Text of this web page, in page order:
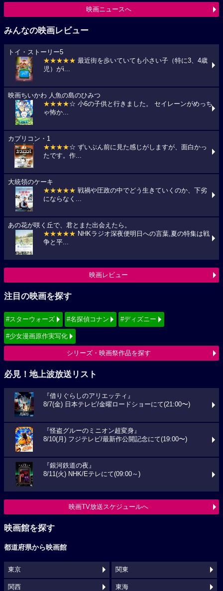
映画ニュースへ
みんなの映画レビュー
トイ・ストーリー5
★★★★★ 最近街を歩いていても小さい子（特に3、4歳
児）がi...
映画ちいかわ 人魚の島のひみつ
★★★★☆ 小6の子供と行きました。 セイレーンがめっち
ゃ怖か...
カプリコン・1
★★★★☆ ずいぶん前に見た感じがしますが、面白かっ
たです。作...
大統領のケーキ
★★★★★ 戦禍や圧政の中でどう生きていくのか、下劣
にならなく...
あの花が咲く丘で、君とまた出会えたら。
★★★★★ NHKラジオ深夜便明日への言葉,夏の特集は戦
争と平...
映画レビュー
注目の映画を探す
#スターウォーズ #名探偵コナン #ディズニー
#少女漫画原作実写化
シリーズ・映画祭作品を探す
必見！地上波放送リスト
『借りぐらしのアリエッティ』
8/7(金) 日本テレビ/金曜ロードショーにて(21:00〜)
『怪盗グルーのミニオン超変身』
8/10(月) フジテレビ/最新作公開記念にて(19:00〜)
『銀河鉄道の夜』
8/11(火) NHK/Eテレにて(09:00～)
映画TV放送スケジュールへ
映画館を探す
都道府県から映画館
東京 関東
関西 東海